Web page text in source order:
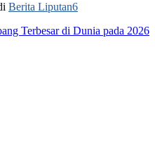
Berita Liputan6
Terbesar di Dunia pada 2026